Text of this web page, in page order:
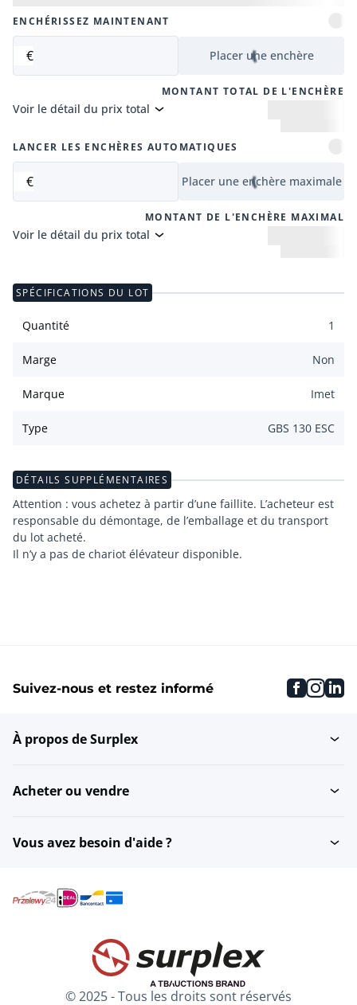
ENCHÉRISSEZ MAINTENANT
€ Placer une enchère
MONTANT TOTAL DE L'ENCHÈRE
Voir le détail du prix total
LANCER LES ENCHÈRES AUTOMATIQUES
€ Placer une enchère maximale
MONTANT DE L'ENCHÈRE MAXIMAL
Voir le détail du prix total
SPÉCIFICATIONS DU LOT
Quantité 1
Marge Non
Marque Imet
Type GBS 130 ESC
DÉTAILS SUPPLÉMENTAIRES
Attention : vous achetez à partir d’une faillite. L’acheteur est
responsable du démontage, de l’emballage et du transport
du lot acheté.
Il n’y a pas de chariot élévateur disponible.
Suivez-nous et restez informé
À propos de Surplex
Acheter ou vendre
Vous avez besoin d'aide ?
© 2025 - Tous les droits sont réservés